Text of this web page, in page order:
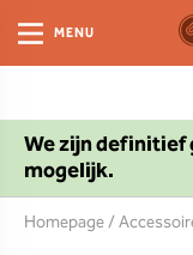
We zijn
mogelijk.
MENU
Homepage/